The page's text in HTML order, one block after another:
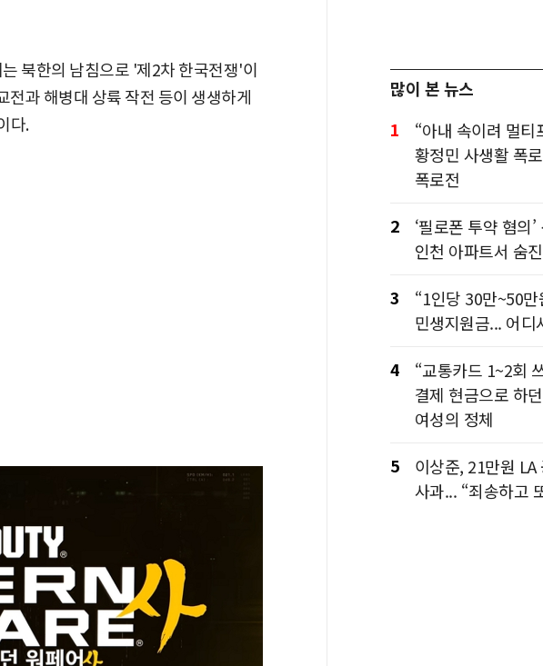
북한의 남침으로 '제2차 한국전쟁'이
과 해병대 상륙 작전 등이 생생하게
다.
많이 본 뉴스
1
“아내 속이려 멀티
황정민 사생활 폭
폭로전
2
‘필로폰 투약 혐의
인천 아파트서 숨
3
“1인당 30만~50
민생지원금... 어디
4
“교통카드 1~2회
결제 현금으로 하
여성의 정체
5
이상준, 21만원 LA
사과... “죄송하고